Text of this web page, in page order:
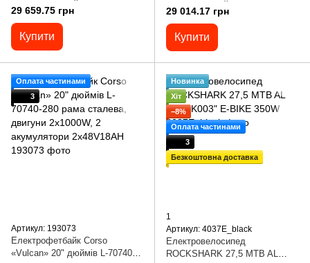
27638 (1) БІЛИЙ, рама
сталева, двигун 500W,
акумулятор 48V20AH, корзина
29 659.75 грн
Купити
ТЕМНО-СІРИЙ рам
сталев,двигун
500W,акум.48V15Ah, Shimano 7
швидкостей
29 014.17 грн
Купити
Оплата частинами
3
Артикул: 193073
Електрофетбайк Corso
«Vulcan» 20" дюймів L-70740-
Новинка
Хіт
−8%
Оплата частинами
3
Безкоштовна доставка
1
Артикул: 4037E_black
Електровелосипед
ROCKSHARK 27,5 MTB AL